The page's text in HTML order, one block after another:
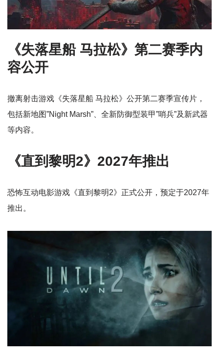
《失落星船 马拉松》第二赛季内
容公开
撤离射击游戏《失落星船 马拉松》公开第二赛季宣传片，
包括新地图”Night Marsh”、全新防御型装甲”哨兵”及新武器
等内容。
《直到黎明2》2027年推出
恐怖互动电影游戏《直到黎明2》正式公开，预定于2027年
推出。